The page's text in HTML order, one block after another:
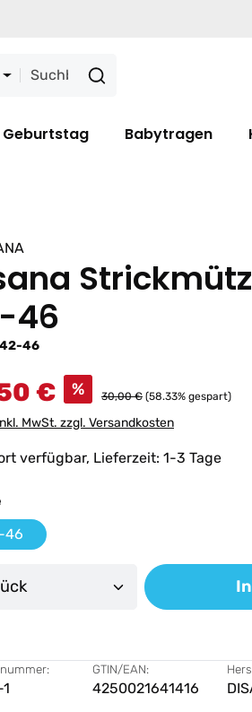
Geburtstag Babytragen
46
42-46
€ % 30,00 € (58.33% gespart)
MwSt. zzgl. Versandkosten
verfügbar, Lieferzeit: 1-3 Tage
46
Anzahl: Gib den
GTIN/EAN:
4250021641416